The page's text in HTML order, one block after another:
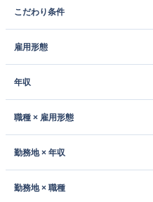
こだわり条件
雇用形態
年収
職種 × 雇用形態
勤務地 × 年収
勤務地 × 職種